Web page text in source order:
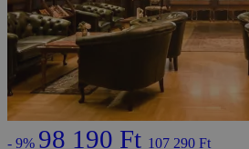
- 9% 98 190 Ft 107 290 Ft